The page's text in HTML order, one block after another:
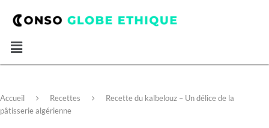
Accueil Recettes
Recette du kalbelouz – Un délice de la
pâtisserie algérienne